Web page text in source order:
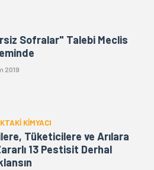
Sofralar" Talebi Meclis
2019
KİMYACI
Tüketicilere ve Arılara
13 Pestisit Derhal